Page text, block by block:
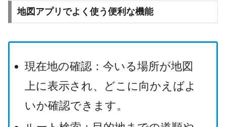
地図アプリでよく使う便利な機能
現在地の確認：今いる場所が地図
上に表示され、どこに向かえばよ
いか確認できます。